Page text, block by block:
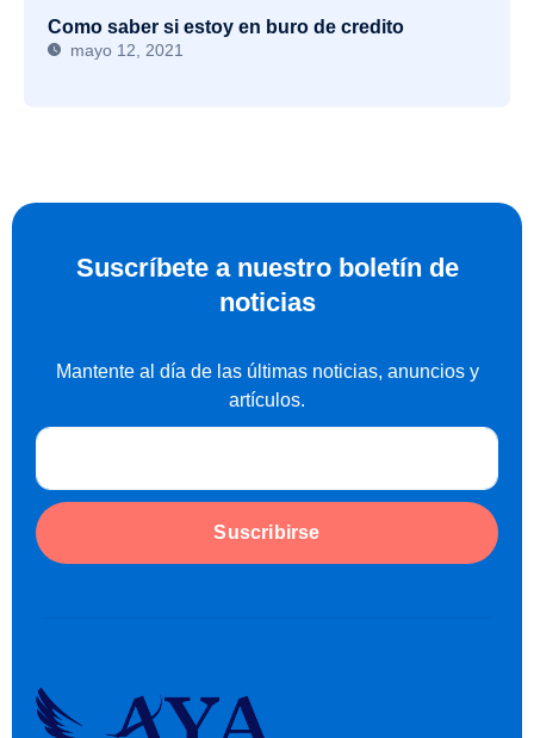
Como saber si estoy en buro de credito
mayo 12, 2021
Suscríbete a nuestro boletín de
noticias
Mantente al día de las últimas noticias, anuncios y
artículos.
Suscribirse